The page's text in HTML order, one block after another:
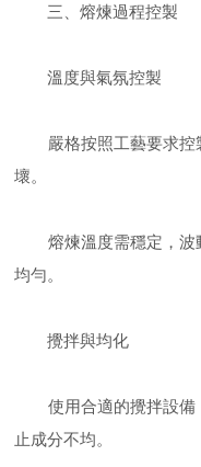
三、熔煉過程控製
溫度與氣氛控製
嚴格按照工藝要求控
壞。
熔煉溫度需穩定，波
均勻。
攪拌與均化
使用合適的攪拌設備
止成分不均。